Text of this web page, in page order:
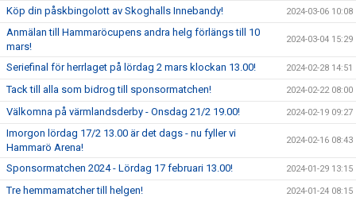
Köp din påskbingolott av Skoghalls Innebandy! 2024-03-06 10:08
Anmälan till Hammaröcupens andra helg förlängs till 10
mars!
2024-03-04 15:29
Seriefinal för herrlaget på lördag 2 mars klockan 13.00! 2024-02-28 14:51
Tack till alla som bidrog till sponsormatchen! 2024-02-22 08:00
Välkomna på värmlandsderby - Onsdag 21/2 19.00! 2024-02-19 09:27
Imorgon lördag 17/2 13.00 är det dags - nu fyller vi
Hammarö Arena!
2024-02-16 08:43
Sponsormatchen 2024 - Lördag 17 februari 13.00! 2024-01-29 13:15
Tre hemmamatcher till helgen! 2024-01-24 08:15